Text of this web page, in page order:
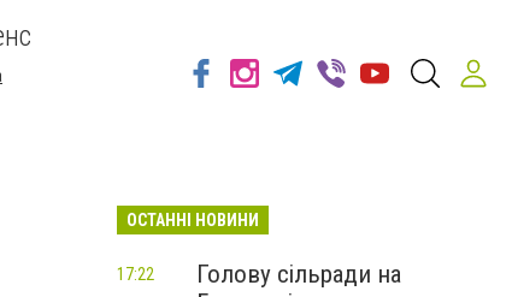
ОСТАННІ НОВИНИ
Голову сільради на
17:22